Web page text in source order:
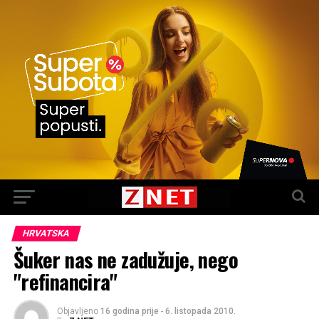
HRVATSKA
Šuker nas ne zadužuje, nego
"refinancira"
Objavljeno 16 godina prije - 6. listopada 2010.